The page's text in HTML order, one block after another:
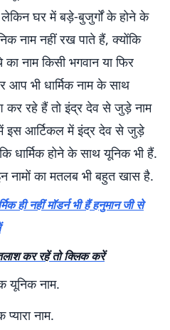
लेकिन घर में बड़े-बुजुर्गों के होने के
नाम नहीं रख पाते हैं, क्योंकि
का नाम किसी भगवान या फिर
आप भी धार्मिक नाम के साथ
कर रहे हैं तो इंद्र देव से जुड़े नाम
आर्टिकल में इंद्र देव से जुड़े
धार्मिक होने के साथ यूनिक भी हैं.
का मतलब भी बहुत खास है.
ही नहीं मॉडर्न भी हैं हनुमान जी से
कर रहें तो क्लिक करें
यूनिक नाम.
नाम.